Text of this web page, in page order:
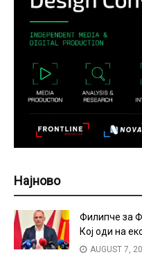
Најново
Филипче за
Кој оди на
AUGUST 7,